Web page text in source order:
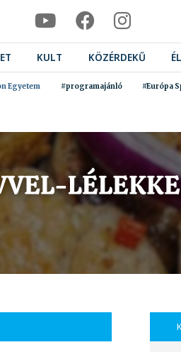
KULT KÖZÉRDEKŰ
Egyetem #programajánló #Európa